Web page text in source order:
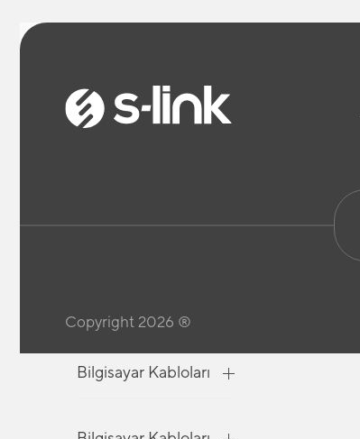
Akıllı Ev Güvenlik
Bilgisayar Kabloları
Copyright 2026 ®